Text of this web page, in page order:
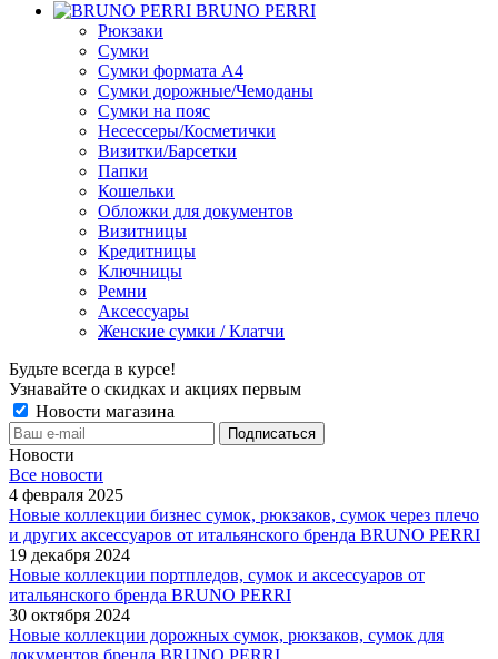
BRUNO PERRI
Рюкзаки
Сумки
Сумки формата А4
Сумки дорожные/Чемоданы
Сумки на пояс
Несессеры/Косметички
Визитки/Барсетки
Папки
Кошельки
Обложки для документов
Визитницы
Кредитницы
Ключницы
Ремни
Аксессуары
Женские сумки / Клатчи
Будьте всегда в курсе!
Узнавайте о скидках и акциях первым
Новости магазина
Новости
Все новости
4 февраля 2025
Новые коллекции бизнес сумок, рюкзаков, сумок через плечо
и других аксессуаров от итальянского бренда BRUNO PERRI
19 декабря 2024
Новые коллекции портпледов, сумок и аксессуаров от
итальянского бренда BRUNO PERRI
30 октября 2024
Новые коллекции дорожных сумок, рюкзаков, сумок для